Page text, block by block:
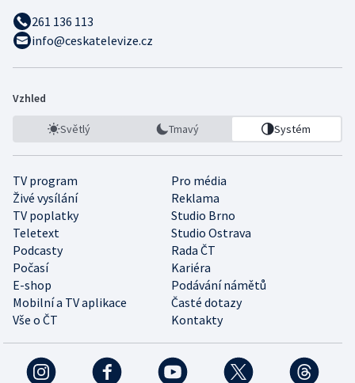
261 136 113
info@ceskatelevize.cz
Vzhled
Světlý Tmavý Systém
TV program
Pro média
Živé vysílání
Reklama
TV poplatky
Studio Brno
Teletext
Studio Ostrava
Podcasty
Rada ČT
Počasí
Kariéra
E-shop
Podávání námětů
Mobilní a TV aplikace
Časté dotazy
Vše o ČT
Kontakty